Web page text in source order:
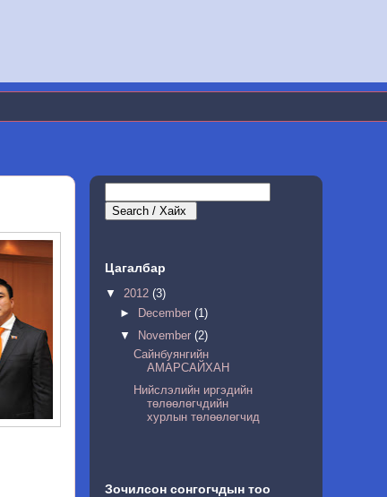
Цагалбар
▼ 2012 (3)
►
December (1)
▼ November (2)
Сайнбуянгийн
АМАРСАЙХАН
Нийслэлийн иргэдийн
төлөөлөгчдийн
хурлын төлөөлөгчид
Зочилсон сонгогчдын тоо